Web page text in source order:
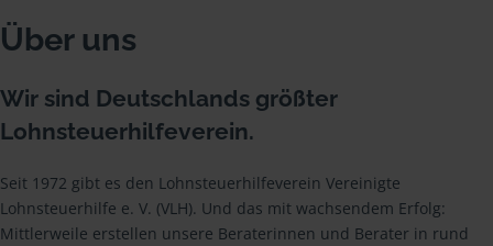
Über uns
Wir sind Deutschlands größter
Lohnsteuerhilfeverein.
Seit 1972 gibt es den Lohnsteuerhilfeverein Vereinigte
Lohnsteuerhilfe e. V. (VLH). Und das mit wachsendem Erfolg:
Mittlerweile erstellen unsere Beraterinnen und Berater in rund